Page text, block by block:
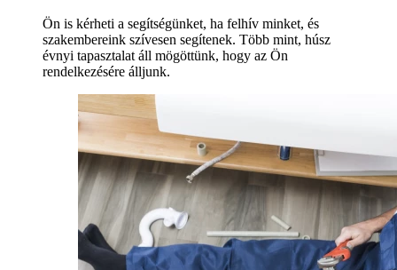
Ön is kérheti a segítségünket, ha felhív minket, és
szakembereink szívesen segítenek. Több mint, húsz
évnyi tapasztalat áll mögöttünk, hogy az Ön
rendelkezésére álljunk.